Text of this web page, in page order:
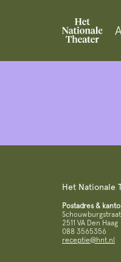
Het Nationale
Postadres &
Schouwburgstraat
2511 VA Den Haag
088 3565356
receptie@hnt.nl